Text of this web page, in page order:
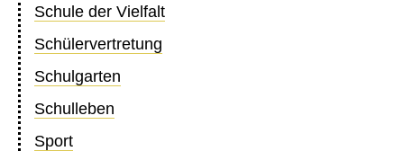
Schule der Vielfalt
Schülervertretung
Schulgarten
Schulleben
Sport